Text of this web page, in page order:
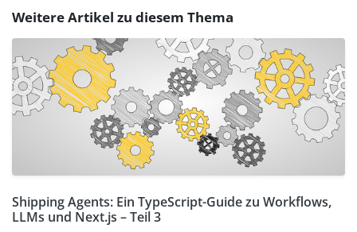
Weitere Artikel zu diesem Thema
Shipping Agents: Ein TypeScript-Guide zu Workflows,
LLMs und Next.js – Teil 3